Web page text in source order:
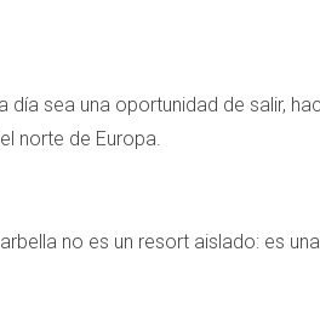
sea una oportunidad de salir,
norte de Europa.
no es un resort aislado: es